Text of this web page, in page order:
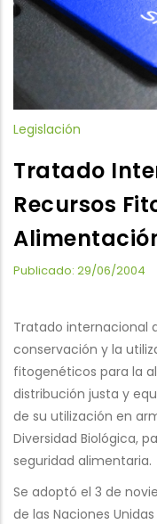
Legislación
Tratado
Recursos
Publicado: 29/06/2004
Tratado internacional
conservación y la
fitogenéticos para la
distribución justa y
de su utilización en
Diversidad Biológica,
seguridad alimentaria.
Se adoptó el 3 de
de las Naciones